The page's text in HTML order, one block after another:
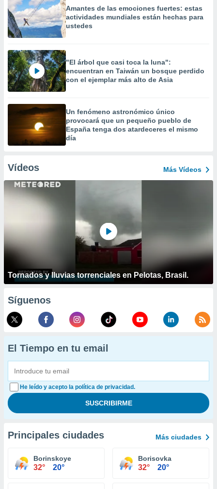
Amantes de las emociones fuertes: estas
actividades mundiales están hechas para
ustedes
"El árbol que casi toca la luna":
encuentran en Taiwán un bosque perdido
con el ejemplar más alto de Asia
Un fenómeno astronómico único
provocará que un pequeño pueblo de
España tenga dos atardeceres el mismo
día
Vídeos Más Vídeos
Tornados y lluvias torrenciales en Pelotas, Brasil.
Síguenos
El Tiempo en tu email
He leído y acepto la política de privacidad.
Principales ciudades Más ciudades
Borinskoye
32° 20°
Borisovka
32° 20°